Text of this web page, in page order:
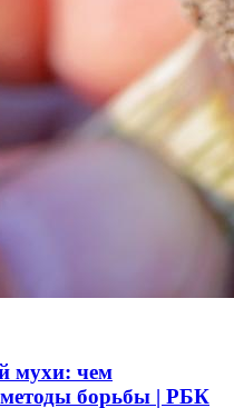
мухи: чем
методы борьбы | РБК